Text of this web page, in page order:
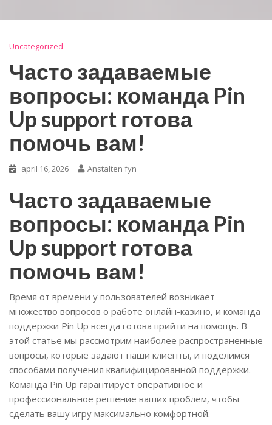
Uncategorized
Часто задаваемые
вопросы: команда Pin
Up support готова
помочь вам!
april 16, 2026 Anstalten fyn
Часто задаваемые
вопросы: команда Pin
Up support готова
помочь вам!
Время от времени у пользователей возникает
множество вопросов о работе онлайн-казино, и команда
поддержки Pin Up всегда готова прийти на помощь. В
этой статье мы рассмотрим наиболее распространенные
вопросы, которые задают наши клиенты, и поделимся
способами получения квалифицированной поддержки.
Команда Pin Up гарантирует оперативное и
профессиональное решение ваших проблем, чтобы
сделать вашу игру максимально комфортной.